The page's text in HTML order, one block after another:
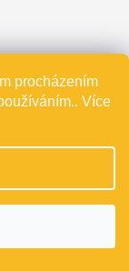
procházením
Více